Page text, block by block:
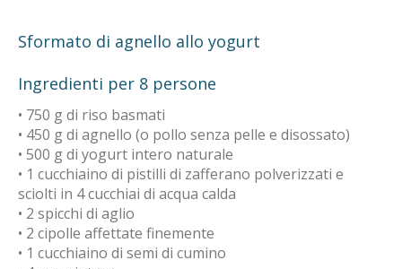
Sformato di agnello allo yogurt
Ingredienti per 8 persone
• 750 g di riso basmati
• 450 g di agnello (o pollo senza pelle e disossato)
• 500 g di yogurt intero naturale
• 1 cucchiaino di pistilli di zafferano polverizzati e
sciolti in 4 cucchiai di acqua calda
• 2 spicchi di aglio
• 2 cipolle affettate finemente
• 1 cucchiaino di semi di cumino